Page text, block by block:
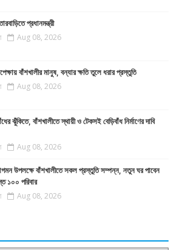
প্রধানমন্ত্রী
Aug 08, 2026
বাঁশখালীর মানুষ, বন্যার ক্ষতি তুলে ধরার প্রস্তুতি
Aug 08, 2026
ঝুঁকিতে, বাঁশখালীতে স্থায়ী ও টেকসই বেড়িবাঁধ নির্মাণের দাবি
Aug 08, 2026
উপলক্ষে বাঁশখালীতে সকল প্রস্তুতি সম্পন্ন, নতুন ঘর পাবেন
১০০ পরিবার
Aug 08, 2026